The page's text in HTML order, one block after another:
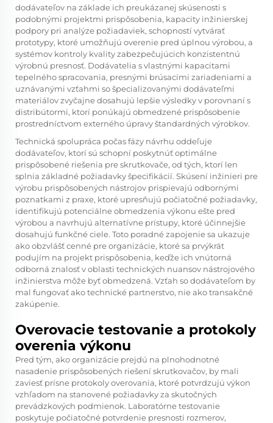
dodávateľov na základe ich preukázanej skúsenosti s
podobnými projektmi prispôsobenia, kapacity inžinierskej
podpory pri analýze požiadaviek, schopností vytvárať
prototypy, ktoré umožňujú overenie pred úplnou výrobou, a
systémov kontroly kvality zabezpečujúcich konzistentnú
výrobnú presnosť. Dodávatelia s vlastnými kapacitami
tepelného spracovania, presnými brúsacími zariadeniami a
uznávanými vzťahmi so špecializovanými dodávateľmi
materiálov zvyčajne dosahujú lepšie výsledky v porovnaní s
distribútormi, ktorí ponúkajú obmedzené prispôsobenie
prostredníctvom externého úpravy štandardných výrobkov.
Technická spolupráca počas fázy návrhu oddeľuje
dodávateľov, ktorí sú schopní poskytnúť optimálne
prispôsobené riešenia pre skrutkovače, od tých, ktorí len
splnia základné požiadavky špecifikácií. Skúsení inžinieri pre
výrobu prispôsobených nástrojov prispievajú odbornými
poznatkami z praxe, ktoré upresňujú počiatočné požiadavky,
identifikujú potenciálne obmedzenia výkonu ešte pred
výrobou a navrhujú alternatívne prístupy, ktoré účinnejšie
dosahujú funkčné ciele. Toto poradné zapojenie sa ukazuje
ako obzvlášť cenné pre organizácie, ktoré sa prvýkrát
podujím na projekt prispôsobenia, keďže ich vnútorná
odborná znalosť v oblasti technických nuansov nástrojového
inžinierstva môže byť obmedzená. Vzťah so dodávateľom by
mal fungovať ako technické partnerstvo, nie ako transakčné
zakúpenie.
Overovacie testovanie a protokoly
overenia výkonu
Pred tým, ako organizácie prejdú na plnohodnotné
nasadenie prispôsobených riešení skrutkovačov, by mali
zaviesť prísne protokoly overovania, ktoré potvrdzujú výkon
vzhľadom na stanovené požiadavky za skutočných
prevádzkových podmienok. Laboratórne testovanie
poskytuje počiatočné potvrdenie presnosti rozmerov,